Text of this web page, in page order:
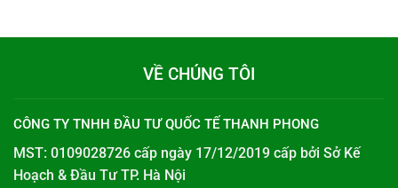
VỀ CHÚNG TÔI
CÔNG TY TNHH ĐẦU TƯ QUỐC TẾ THANH PHONG
MST: 0109028726 cấp ngày 17/12/2019 cấp bởi Sở Kế
Hoạch & Đầu Tư TP. Hà Nội